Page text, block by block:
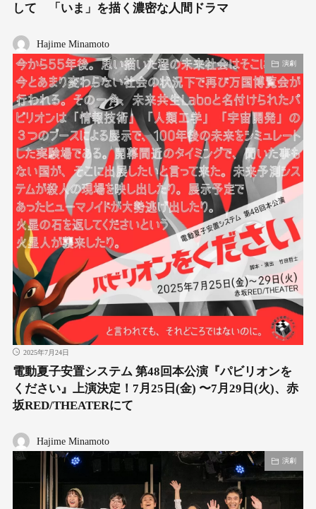
して 「いま」を描く濃密な人間ドラマ
Hajime Minamoto
演劇
2025年7月24日
電動夏子安置システム 第48回本公演『パビリオンを
ください』上演決定！7月25日(金) 〜7月29日(火)、赤
坂RED/THEATERにて
Hajime Minamoto
演劇